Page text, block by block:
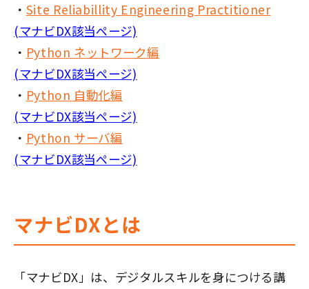
・ Site Reliabillity Engineering Practitioner
(マナビDX該当ページ)
・ Python ネットワーク編
(マナビDX該当ページ)
・ Python 自動化編
(マナビDX該当ページ)
・ Python サーバ編
(マナビDX該当ページ)
マナビDXとは
「マナビDX」は、デジタルスキルを身につける講